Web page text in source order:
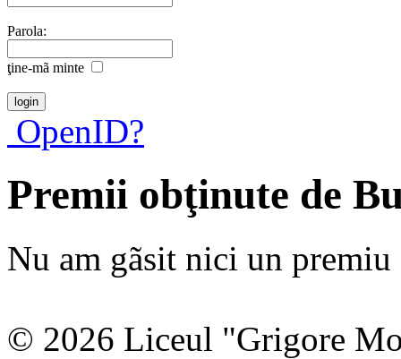
Parola:
ţine-mã minte
OpenID?
Premii obţinute de
Nu am gãsit nici un premiu
© 2026 Liceul "Grigore